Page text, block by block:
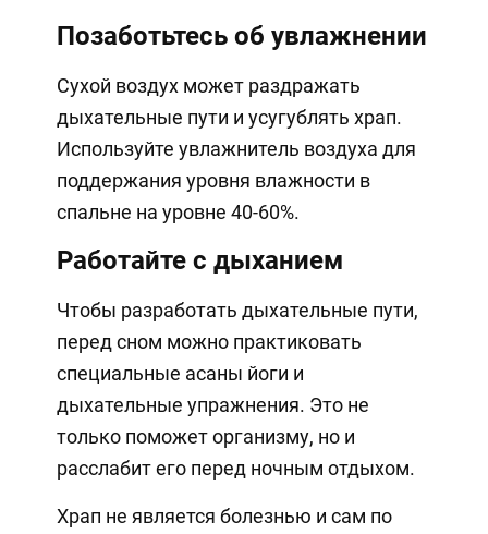
Позаботьтесь об увлажнении
Сухой воздух может раздражать
дыхательные пути и усугублять храп.
Используйте увлажнитель воздуха для
поддержания уровня влажности в
спальне на уровне 40-60%.
Работайте с дыханием
Чтобы разработать дыхательные пути,
перед сном можно практиковать
специальные асаны йоги и
дыхательные упражнения. Это не
только поможет организму, но и
расслабит его перед ночным отдыхом.
Храп не является болезнью и сам по